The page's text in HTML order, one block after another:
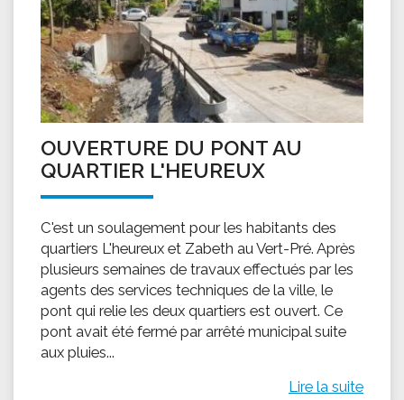
OUVERTURE DU PONT AU
QUARTIER L'HEUREUX
C'est un soulagement pour les habitants des
quartiers L'heureux et Zabeth au Vert-Pré. Après
plusieurs semaines de travaux effectués par les
agents des services techniques de la ville, le
pont qui relie les deux quartiers est ouvert. Ce
pont avait été fermé par arrêté municipal suite
aux pluies...
Lire la suite